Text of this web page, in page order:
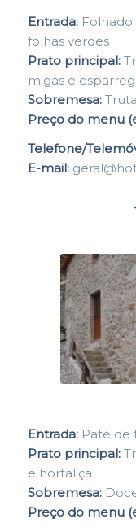
Entrada:Folhado
folhas verdes
Prato principal:
migas e
Sobremesa:
Preço do menu
Telefone/
E-mail:
Entrada:Paté de
Prato principal:
e hortaliça
Sobremesa:
Preço do menu